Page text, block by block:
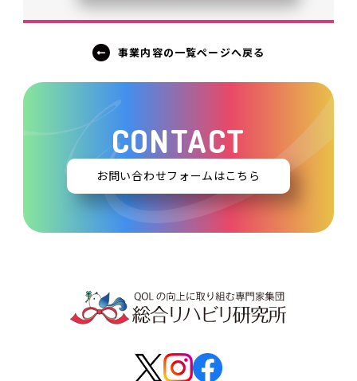
事業内容の一覧ページへ戻る
CONTACT
お問い合わせフォームはこちら